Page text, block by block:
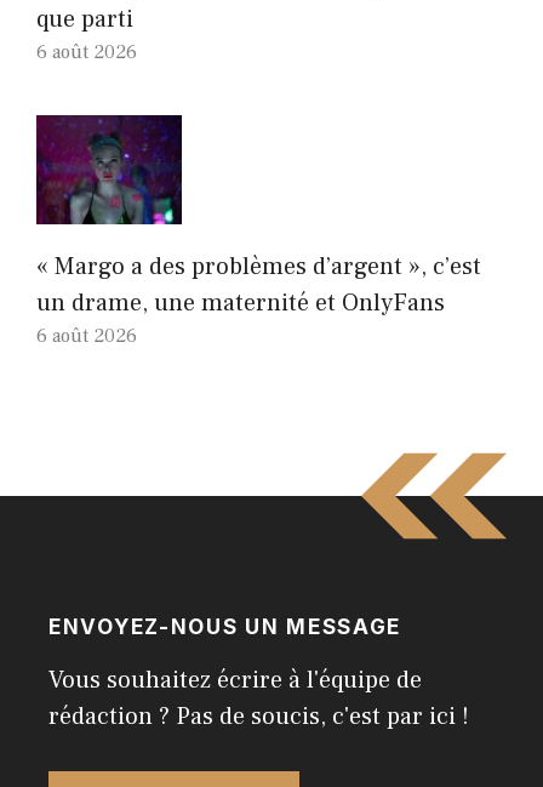
que parti
6 août 2026
« Margo a des problèmes d’argent », c’est
un drame, une maternité et OnlyFans
6 août 2026
ENVOYEZ-NOUS UN MESSAGE
Vous souhaitez écrire à l'équipe de
rédaction ? Pas de soucis, c'est par ici !